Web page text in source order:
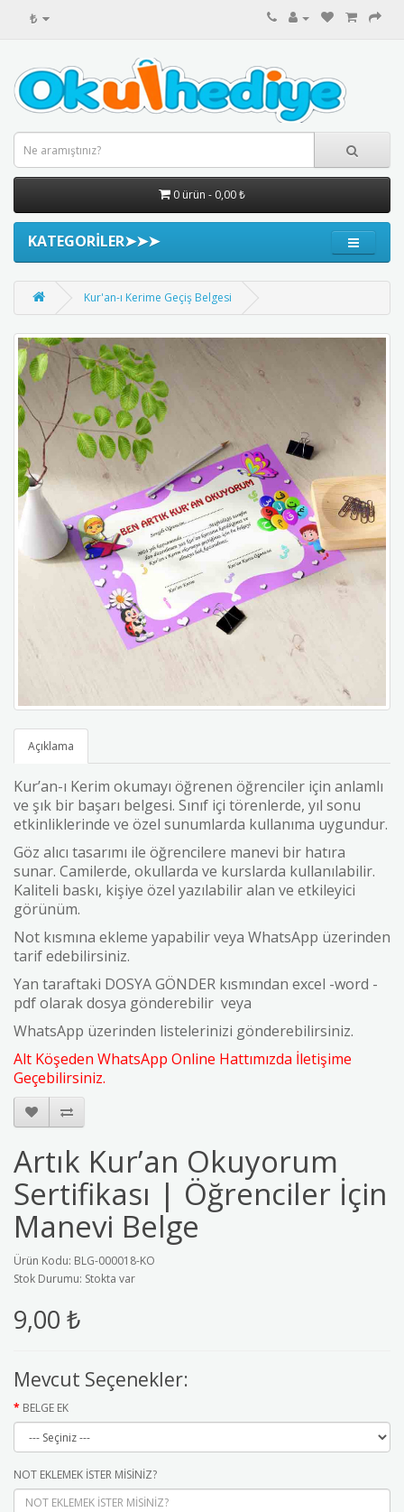
₺
0 ürün - 0,00 ₺
KATEGORİLER➤➤➤
Kur'an-ı Kerime Geçiş Belgesi
Açıklama
Kur’an-ı Kerim okumayı öğrenen öğrenciler için anlamlı
ve şık bir başarı belgesi. Sınıf içi törenlerde, yıl sonu
etkinliklerinde ve özel sunumlarda kullanıma uygundur.
Göz alıcı tasarımı ile öğrencilere manevi bir hatıra
sunar. Camilerde, okullarda ve kurslarda kullanılabilir.
Kaliteli baskı, kişiye özel yazılabilir alan ve etkileyici
görünüm.
Not kısmına ekleme yapabilir veya WhatsApp üzerinden
tarif edebilirsiniz.
Yan taraftaki DOSYA GÖNDER kısmından excel -word -
pdf olarak dosya gönderebilir veya
WhatsApp üzerinden listelerinizi gönderebilirsiniz.
Alt Köşeden WhatsApp Online Hattımızda İletişime
Geçebilirsiniz.
Artık Kur’an Okuyorum
Sertifikası | Öğrenciler İçin
Manevi Belge
Ürün Kodu: BLG-000018-KO
Stok Durumu: Stokta var
9,00 ₺
Mevcut Seçenekler:
BELGE EK
NOT EKLEMEK İSTER MİSİNİZ?